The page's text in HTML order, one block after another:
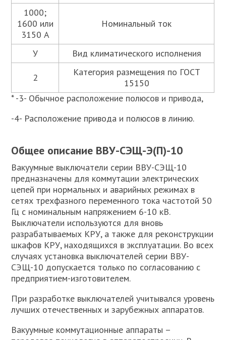
1000;
1600 или
3150 А
Номинальный ток
У Вид климатического исполнения
2
Категория размещения по ГОСТ
15150
* -3- Обычное расположение полюсов и привода,
-4- Расположение привода и полюсов в линию.
Общее описание ВВУ-СЭЩ-Э(П)-10
Вакуумные выключатели серии ВВУ-СЭЩ-10
предназначены для коммутации электрических
цепей при нормальных и аварийных режимах в
сетях трехфазного переменного тока частотой 50
Гц с номинальным напряжением 6-10 кВ.
Выключатели используются для вновь
разрабатываемых КРУ, а также для реконструкции
шкафов КРУ, находящихся в эксплуатации. Во всех
случаях установка выключателей серии ВВУ-
СЭЩ-10 допускается только по согласованию с
предприятием-изготовителем.
При разработке выключателей учитывался уровень
лучших отечественных и зарубежных аппаратов.
Вакуумные коммутационные аппараты –